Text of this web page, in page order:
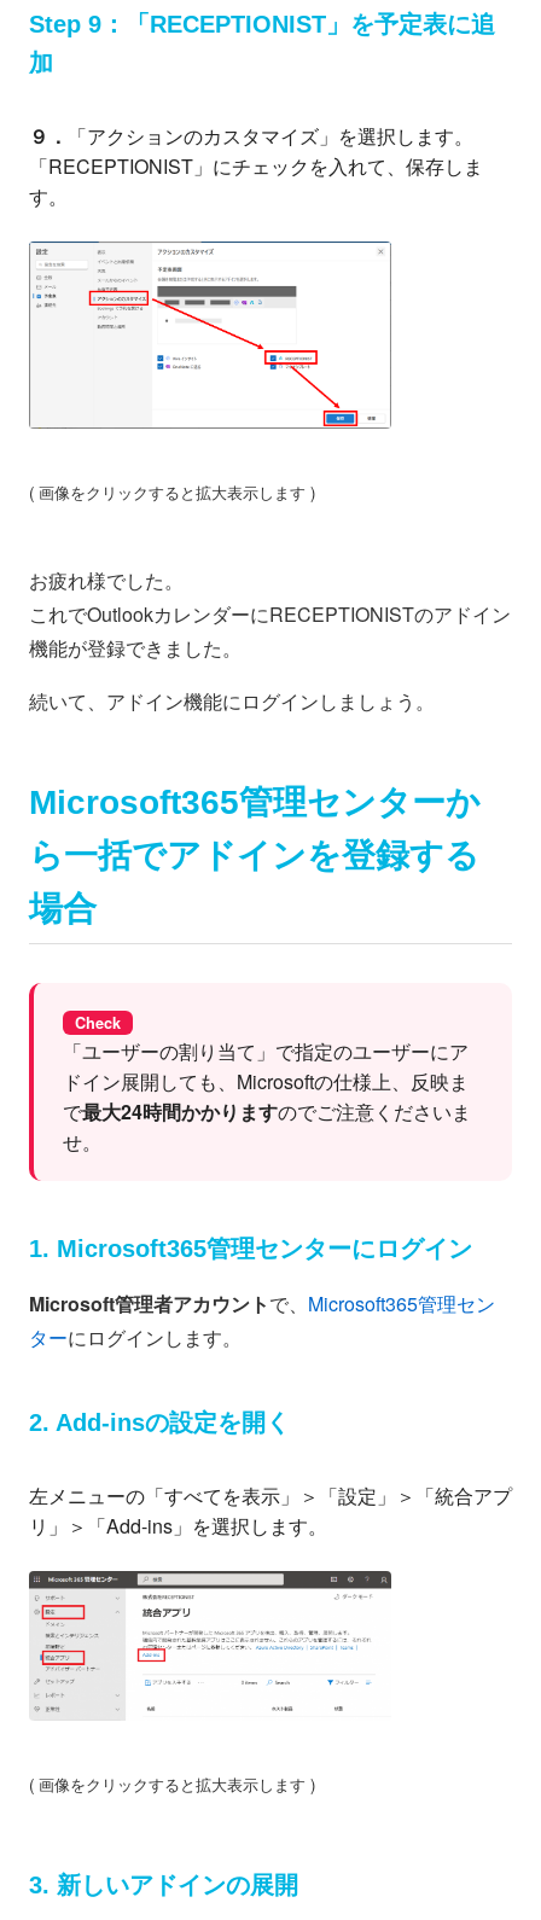
Step 9：「RECEPTIONIST」を予定表に追
加
９．
「アクションのカスタマイズ」を選択します。
「RECEPTIONIST」にチェックを入れて、保存しま
す。
( 画像をクリックすると拡大表示します )
お疲れ様でした。
これでOutlookカレンダーにRECEPTIONISTのアドイン
機能が登録できました。
続いて、アドイン機能にログインしましょう。
Microsoft365管理センターか
ら一括でアドインを登録する
場合
Check
「ユーザーの割り当て」で指定のユーザーにア
ドイン展開しても、Microsoftの仕様上、反映ま
で最大24時間かかりますのでご注意くださいま
せ。
1. Microsoft365管理センターにログイン
Microsoft管理者アカウントで、 Microsoft365管理セン
ターにログインします。
2. Add-insの設定を開く
左メニューの「すべてを表示」＞「設定」＞「統合アプ
リ」＞「Add-ins」を選択します。
( 画像をクリックすると拡大表示します )
3. 新しいアドインの展開